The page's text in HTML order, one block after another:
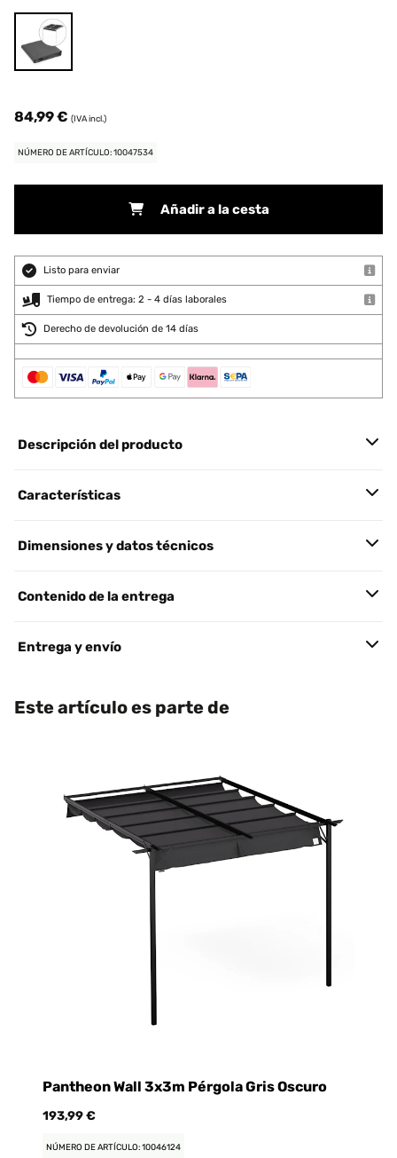
84,99 € (IVA incl.)
NÚMERO DE ARTÍCULO: 10047534
Añadir a la cesta
Listo para enviar
Tiempo de entrega: 2 - 4 días laborales
Derecho de devolución de 14 días
Descripción del producto
Características
Dimensiones y datos técnicos
Contenido de la entrega
Entrega y envío
Este artículo es parte de
Pantheon Wall 3x3m Pérgola Gris Oscuro
193,99 €
NÚMERO DE ARTÍCULO: 10046124